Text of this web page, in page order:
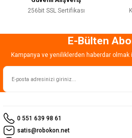
Gönder
256bit SSL Sertifikası
E-Bülten
Kampanya ve yeniliklerden haberdar
0 551 639 98 61
satis@robokon.net